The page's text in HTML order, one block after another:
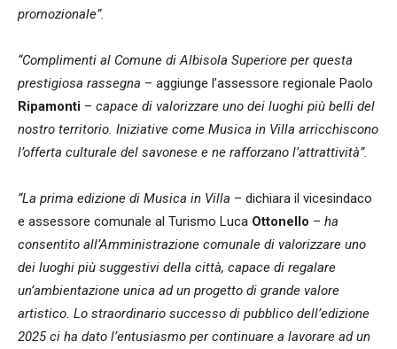
promozionale”.
“Complimenti al Comune di Albisola Superiore per questa
prestigiosa rassegna – aggiunge l’assessore regionale Paolo
Ripamonti – capace di valorizzare uno dei luoghi più belli del
nostro territorio. Iniziative come Musica in Villa arricchiscono
l’offerta culturale del savonese e ne rafforzano l’attrattività”.
“La prima edizione di Musica in Villa – dichiara il vicesindaco
e assessore comunale al Turismo Luca Ottonello – ha
consentito all’Amministrazione comunale di valorizzare uno
dei luoghi più suggestivi della città, capace di regalare
un’ambientazione unica ad un progetto di grande valore
artistico. Lo straordinario successo di pubblico dell’edizione
2025 ci ha dato l’entusiasmo per continuare a lavorare ad un